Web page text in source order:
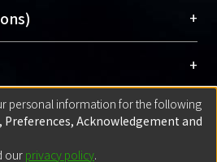
速研究發展、提升研究影響
選深入了解OA）
匯入者所有，或由第三方贊
認該版權所有者及第三方同
the submission is your
you have the right to
upload.
文電子檔，可使用
+
Guide)
Manual)
Service)
+
計算機中心帳號登入
Account)
號登入(With ORCID)
+
personal information for the following
Acknowledgement and
our privacy policy.